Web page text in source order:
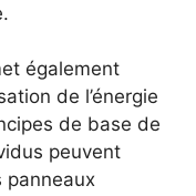
également
de l’énergie
de base de
peuvent
panneaux